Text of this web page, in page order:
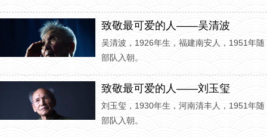
致敬最可爱的人——吴清波
吴清波，1926年生，福建南安人，1951年随
部队入朝。
致敬最可爱的人——刘玉玺
刘玉玺，1930年生，河南清丰人，1951年随
部队入朝。